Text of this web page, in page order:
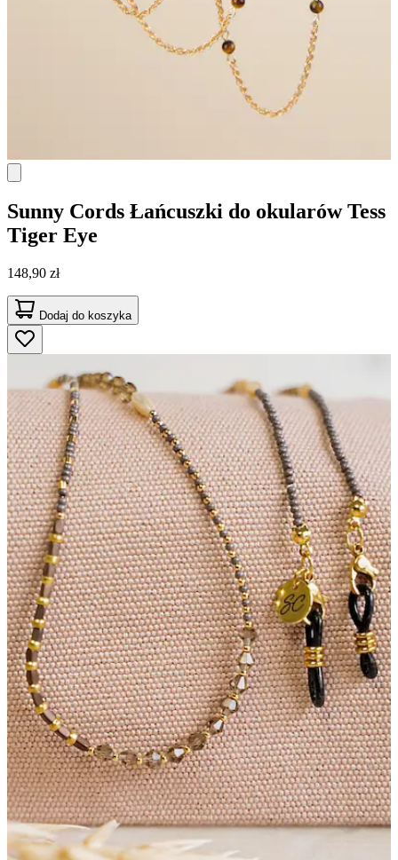
Sunny Cords Łańcuszki do okularów Tess
Tiger Eye
148,90 zł
Dodaj do koszyka